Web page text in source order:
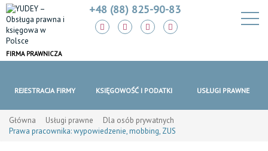
FIRMA PRAWNICZA
+48 (88) 825-90-83
REJESTRACJA FIRMY KSIĘGOWOŚĆ I PODATKI USŁUGI PRAWNE
Główna Usługi prawne
Dla osób prywatnych
Prawa pracownika: wypowiedzenie, mobbing, ZUS